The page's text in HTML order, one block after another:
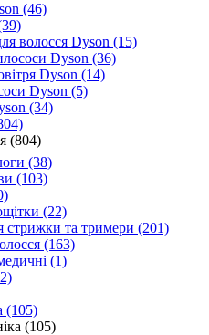
(46)
волосся Dyson (15)
Dyson (36)
Dyson (14)
Dyson (5)
(34)
(804)
(38)
(103)
(22)
та тримери (201)
(163)
(1)
(105)
(105)